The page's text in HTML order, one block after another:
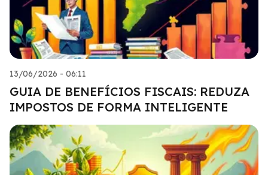
13/06/2026 - 06:11
GUIA DE BENEFÍCIOS FISCAIS: REDUZA
IMPOSTOS DE FORMA INTELIGENTE